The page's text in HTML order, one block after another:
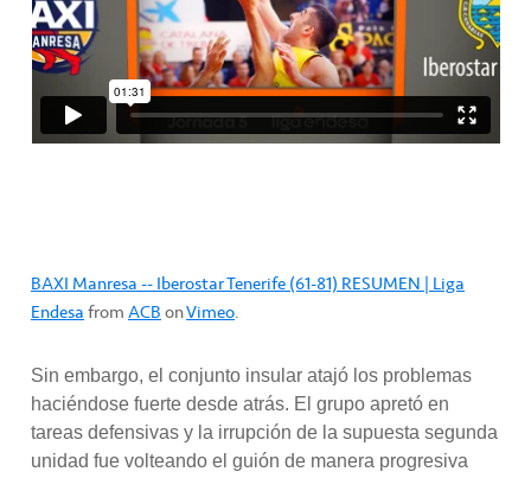
BAXI Manresa -- Iberostar Tenerife (61-81) RESUMEN | Liga
EndesafromACBonVimeo.
Sin embargo, el conjunto insular atajó los problemas
haciéndose fuerte desde atrás. El grupo apretó en
tareas defensivas y la irrupción de la supuesta segunda
unidad fue volteando el guión de manera progresiva